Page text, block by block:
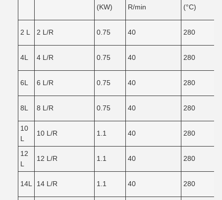
(KW) R/min (°C)
2 L 2 L/R 0.75 40 280
4L 4 L/R 0.75 40 280
6L 6 L/R 0.75 40 280
8L 8 L/R 0.75 40 280
10
L
10 L/R 1.1 40 280
12
L
12 L/R 1.1 40 280
14L 14 L/R 1.1 40 280